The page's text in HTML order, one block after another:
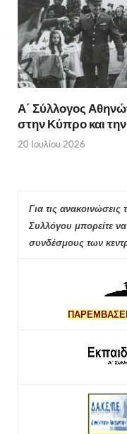
Α΄ Σύλλογος
στην Κύπρο και
20 Ιουλίου 2026
Για τις
Συλλόγου μπορείτε
συνδέσμους των